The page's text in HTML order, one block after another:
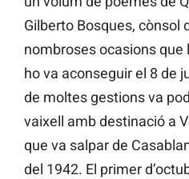
Gilberto Bosques, cònsol
nombroses ocasions que
ho va aconseguir el 8 de
de moltes gestions va
vaixell amb destinació a
que va salpar de
del 1942. El primer